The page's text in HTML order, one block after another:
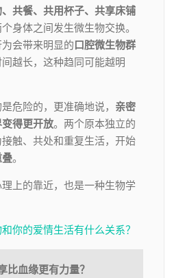
共餐、共用杯子、共享床铺
身体之间发生微生物交换。
会带来明显的 口腔微生物群
越长，这种趋同可能越明
危险的，更准确地说， 亲密
得更开放。两个原本独立的
触、共处和重复生活，开始
叠。
上的靠近，也是一种生物学
你的爱情生活有什么关系？
比血缘更有力量？